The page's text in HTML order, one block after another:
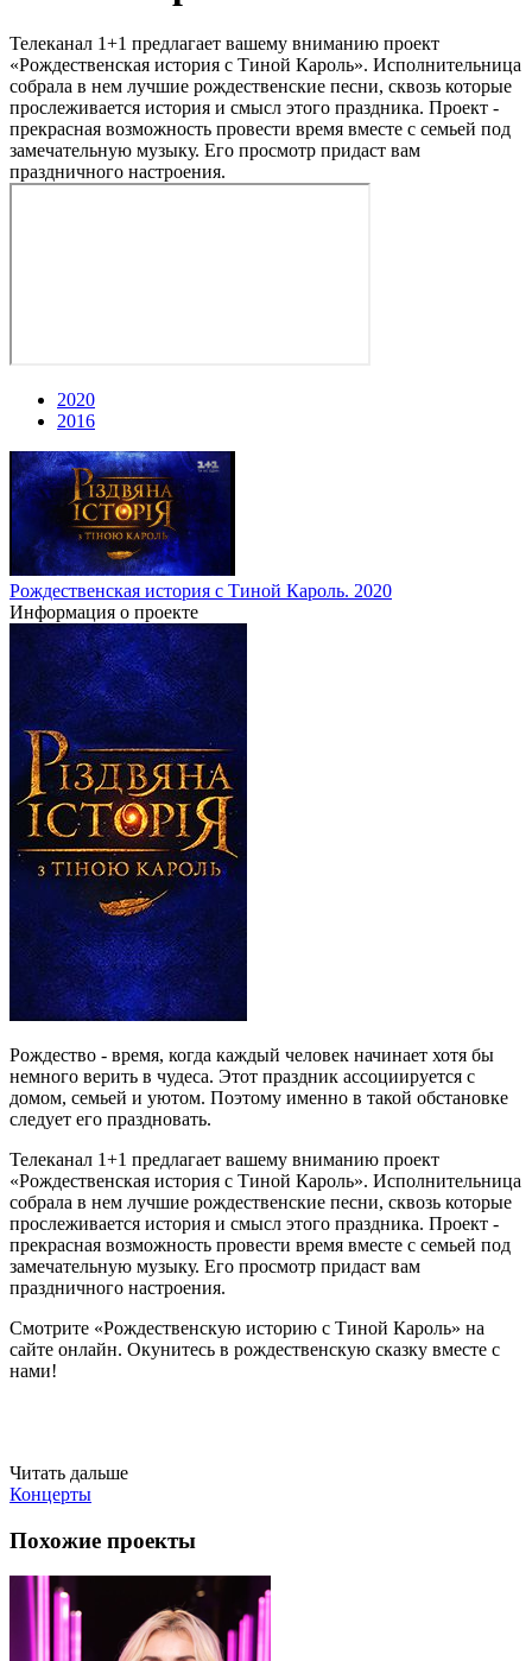
Телеканал 1+1 предлагает вашему вниманию проект
«Рождественская история с Тиной Кароль». Исполнительница
собрала в нем лучшие рождественские песни, сквозь которые
прослеживается история и смысл этого праздника. Проект -
прекрасная возможность провести время вместе с семьей под
замечательную музыку. Его просмотр придаст вам
праздничного настроения.
2020
2016
Рождественская история с Тиной Кароль. 2020
Информация о проекте
Рождество - время, когда каждый человек начинает хотя бы
немного верить в чудеса. Этот праздник ассоциируется с
домом, семьей и уютом. Поэтому именно в такой обстановке
следует его праздновать.
Телеканал 1+1 предлагает вашему вниманию проект
«Рождественская история с Тиной Кароль». Исполнительница
собрала в нем лучшие рождественские песни, сквозь которые
прослеживается история и смысл этого праздника. Проект -
прекрасная возможность провести время вместе с семьей под
замечательную музыку. Его просмотр придаст вам
праздничного настроения.
Смотрите «Рождественскую историю с Тиной Кароль» на
сайте онлайн. Окунитесь в рождественскую сказку вместе с
нами!
Читать дальше
Концерты
Похожие проекты